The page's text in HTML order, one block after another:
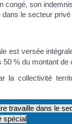
congé, son
le secteur
est versée
% du montant de
la collectivité
travaille dans le
spécial